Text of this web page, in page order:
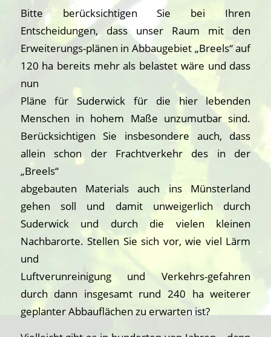
Bitte berücksichtigen Sie bei Ihren
Entscheidungen, dass unser Raum mit den
Erweiterungs-plänen in Abbaugebiet „Breels“ auf
120 ha bereits mehr als belastet wäre und dass
nun
Pläne für Suderwick für die hier lebenden
Menschen in hohem Maße unzumutbar sind.
Berücksichtigen Sie insbesondere auch, dass
allein schon der Frachtverkehr des in der
„Breels“
abgebauten Materials auch ins Münsterland
gehen soll und damit unweigerlich durch
Suderwick und durch die vielen kleinen
Nachbarorte. Stellen Sie sich vor, wie viel Lärm
und
Luftverunreinigung und Verkehrs-gefahren
durch dann insgesamt rund 240 ha weiterer
geplanter Abbauflächen zu erwarten ist?